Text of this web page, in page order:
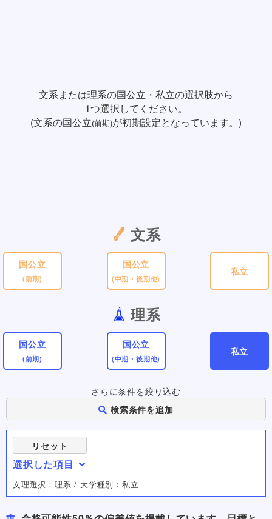
文系または理系の国公立・私立の選択肢から
1つ選択してください。
(文系の国公立(前期)が初期設定となっています。)
文系
国公立
(前期)
国公立
(中期・後期他)
私立
理系
国公立
(前期)
国公立
(中期・後期他)
私立
さらに条件を絞り込む
検索条件を追加
リセット
選択した項目
文理選択：理系 / 大学種別：私立